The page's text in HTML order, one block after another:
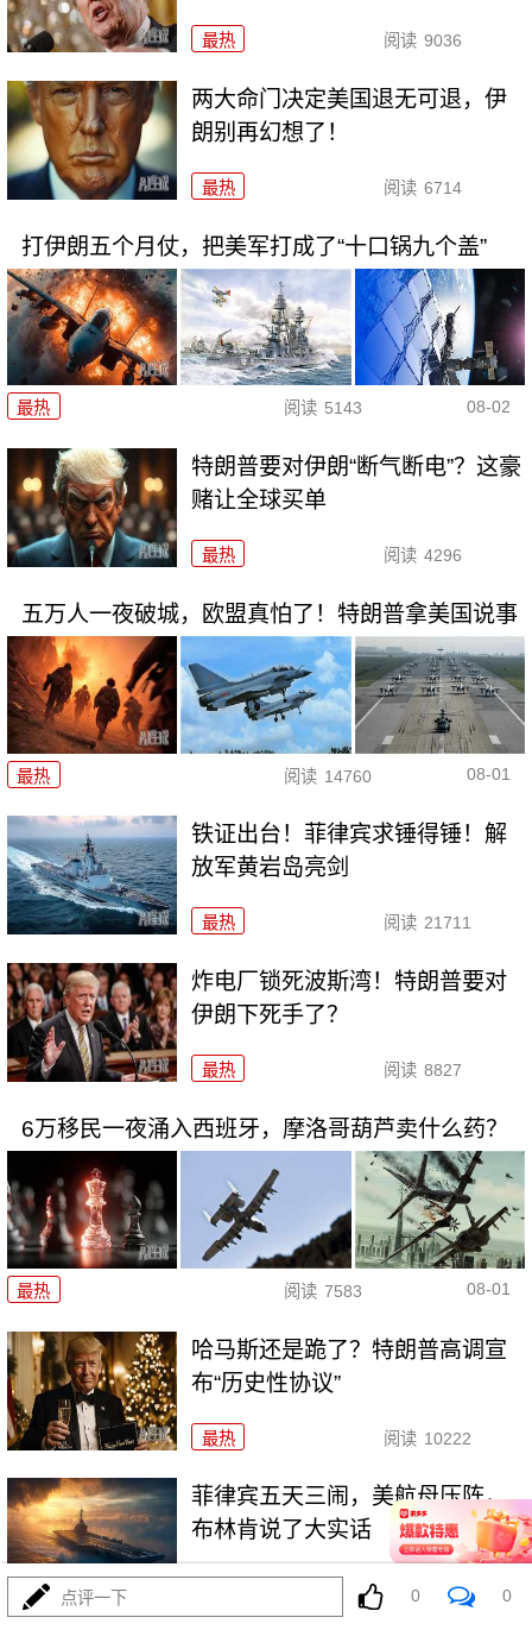
最热 阅读 9036
两大命门决定美国退无可退，伊
朗别再幻想了！
最热 阅读 6714
打伊朗五个月仗，把美军打成了“十口锅九个盖”
最热 阅读 5143 08-02
特朗普要对伊朗“断气断电”？这豪
赌让全球买单
最热 阅读 4296
五万人一夜破城，欧盟真怕了！特朗普拿美国说事
最热 阅读 14760 08-01
铁证出台！菲律宾求锤得锤！解
放军黄岩岛亮剑
最热 阅读 21711
炸电厂锁死波斯湾！特朗普要对
伊朗下死手了？
最热 阅读 8827
6万移民一夜涌入西班牙，摩洛哥葫芦卖什么药？
最热 阅读 7583 08-01
哈马斯还是跪了？特朗普高调宣
布“历史性协议”
最热 阅读 10222
菲律宾五天三闹，美航母压阵，
布林肯说了大实话
阅读 26628
点评一下 0 0